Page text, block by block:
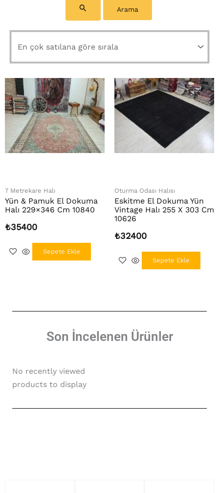
7 Metrekare Halı
Yün & Pamuk El Dokuma
Halı 229×346 Cm 10840
₺35400
Sepete Ekle
Oturma Odası Halısı
Eskitme El Dokuma Yün
Vintage Halı 255 X 303 Cm
10626
₺32400
Sepete Ekle
Son İncelenen Ürünler​
No recently viewed
products to display